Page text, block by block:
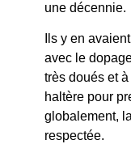
une décennie.
Ils y en
avec le
très doués et
haltère pour
globalement,
respectée.